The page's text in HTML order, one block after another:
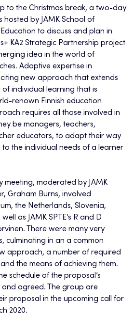
to the Christmas break, a two-day
hosted by JAMK School of
to discuss and plan in
KA2 Strategic Partnership project
idea in the world of
Adaptive expertise in
new approach that extends
individual learning that is
renown Finnish education
requires all those involved in
be managers, teachers,
educators, to adapt their way
the individual needs of a learner
meeting, moderated by JAMK
Graham Burns, involved
the Netherlands, Slovenia,
as JAMK SPTE’s R and D
There were many very
culminating in an a common
approach, a number of required
the means of achieving them.
schedule of the proposal’s
and agreed. The group are
proposal in the upcoming call for
2020.